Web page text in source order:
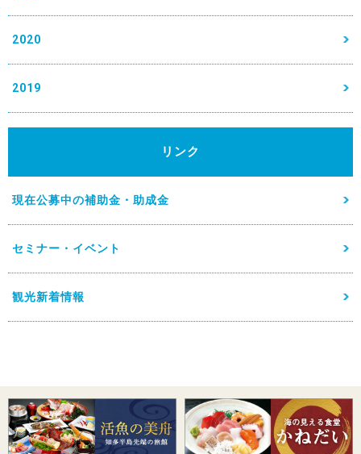
2020
2019
リンク
現在公募中の補助金・助成金
セミナー・イベント
観光新着情報